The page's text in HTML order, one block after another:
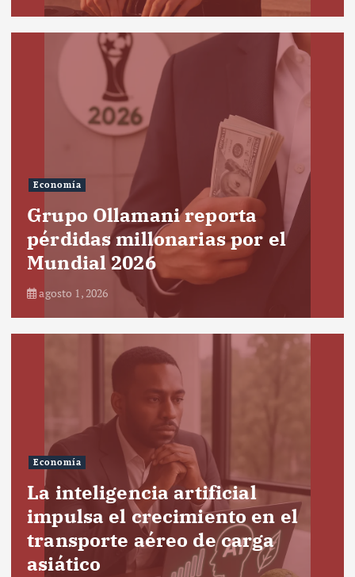
Economía
Grupo Ollamani reporta
pérdidas millonarias por el
Mundial 2026
agosto 1, 2026
Economía
La inteligencia artificial
impulsa el crecimiento en el
transporte aéreo de carga
asiático